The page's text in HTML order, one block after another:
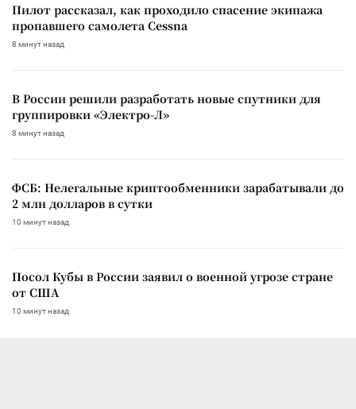
Пилот рассказал, как проходило спасение экипажа
пропавшего самолета Cessna
8 минут назад
В России решили разработать новые спутники для
группировки «Электро-Л»
8 минут назад
ФСБ: Нелегальные криптообменники зарабатывали до
2 млн долларов в сутки
10 минут назад
Посол Кубы в России заявил о военной угрозе стране
от США
10 минут назад